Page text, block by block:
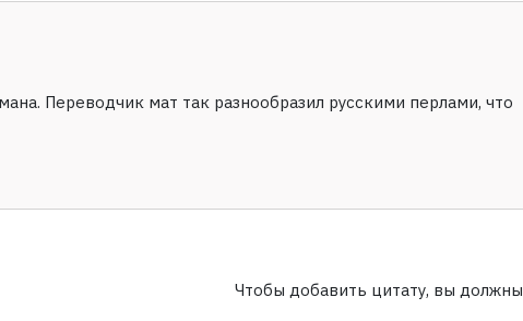
Переводчик мат так разнообразил русскими перлами, что
Чтобы добавить цитату, вы должны